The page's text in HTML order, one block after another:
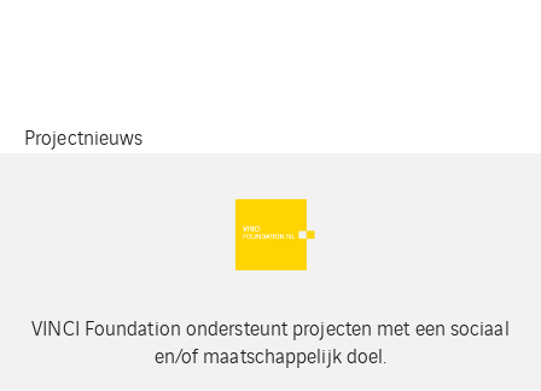
Projectnieuws
VINCI Foundation ondersteunt projecten met een sociaal
en/of maatschappelijk doel.